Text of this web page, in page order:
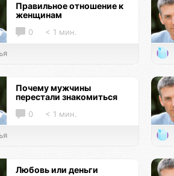
Правильное отношение к
женщинам
0 < 1 мин.
Почему мужчины
перестали знакомиться
0 < 1 мин.
Любовь или деньги